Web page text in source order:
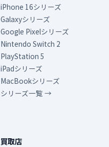
iPhone 16シリーズ
Galaxyシリーズ
Google Pixelシリーズ
Nintendo Switch 2
PlayStation 5
iPadシリーズ
MacBookシリーズ
シリーズ一覧 →
買取店